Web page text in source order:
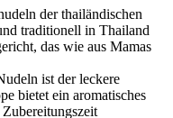
der thailändischen
traditionell in Thailand
das wie aus Mamas
ist der leckere
bietet ein aromatisches